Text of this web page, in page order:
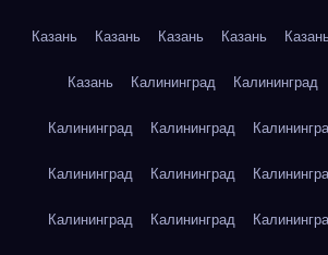
Казань Казань Казань Казань
Казань Калининград Калининград
Калининград Калининград
Калининград Калининград
Калининград Калининград